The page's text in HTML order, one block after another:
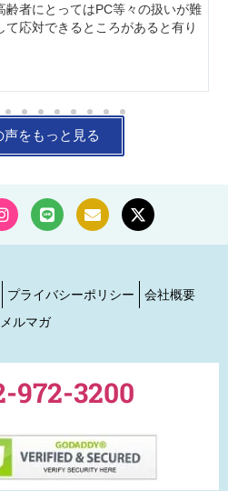
声をもっと見る
齢者にとってはPC等々の扱いが難
て応対できるところがあると有り
プライバシーポリシー
会社概要
メルマガ
972-3200